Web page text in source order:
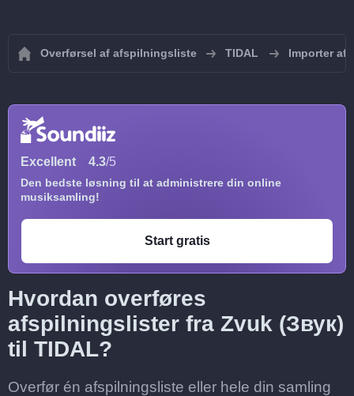
Overførsel af afspilningsliste TIDAL Importer
Excellent 4.3/5
Den bedste løsning til at administrere din online
musiksamling!
Start gratis
Hvordan overføres
afspilningslister fra Zvuk (Звук)
til TIDAL?
Overfør én afspilningsliste eller hele din samling